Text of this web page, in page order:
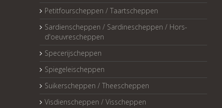
Petitfourscheppen / Taartscheppen
Sardienscheppen / Sardinescheppen / Hors-
d'oeuvrescheppen
Specerijscheppen
Spiegeleischeppen
Suikerscheppen / Theescheppen
Visdienscheppen / Visscheppen